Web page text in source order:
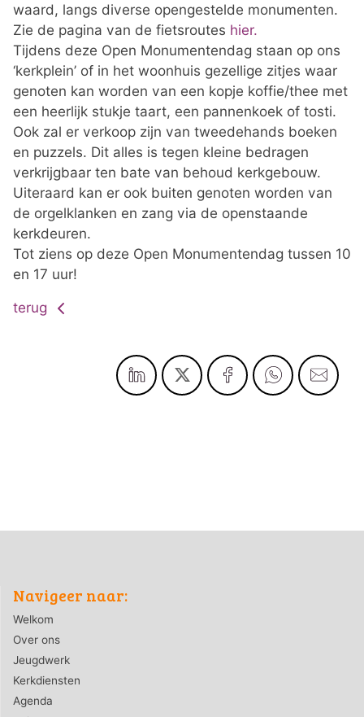
waard, langs diverse opengestelde monumenten.
Zie de pagina van de fietsroutes hier.
Tijdens deze Open Monumentendag staan op ons
‘kerkplein’ of in het woonhuis gezellige zitjes waar
genoten kan worden van een kopje koffie/thee met
een heerlijk stukje taart, een pannenkoek of tosti.
Ook zal er verkoop zijn van tweedehands boeken
en puzzels. Dit alles is tegen kleine bedragen
verkrijgbaar ten bate van behoud kerkgebouw.
Uiteraard kan er ook buiten genoten worden van
de orgelklanken en zang via de openstaande
kerkdeuren.
Tot ziens op deze Open Monumentendag tussen 10
en 17 uur!
terug
Navigeer naar:
Welkom
Over ons
Jeugdwerk
Kerkdiensten
Agenda